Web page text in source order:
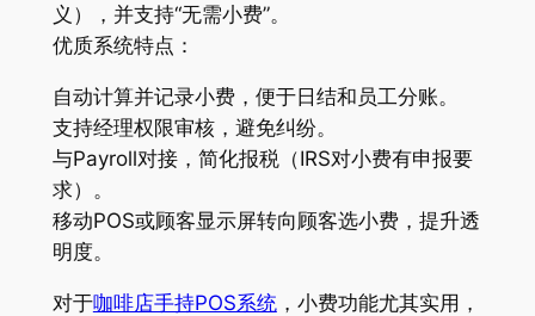
义），并支持“无需小费”。
优质系统特点：
自动计算并记录小费，便于日结和员工分账。
支持经理权限审核，避免纠纷。
与Payroll对接，简化报税（IRS对小费有申报要
求）。
移动POS或顾客显示屏转向顾客选小费，提升透
明度。
对于咖啡店手持POS系统，小费功能尤其实用，